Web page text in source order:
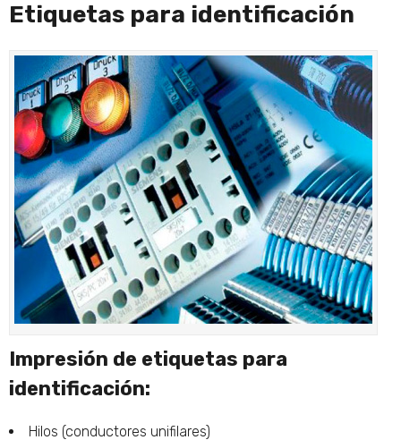
Etiquetas para identificación
Impresión de etiquetas para
identificación:
Hilos (conductores unifilares)